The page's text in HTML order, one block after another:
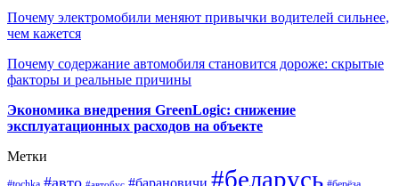
Почему электромобили меняют привычки водителей сильнее,
чем кажется
Почему содержание автомобиля становится дороже: скрытые
факторы и реальные причины
Экономика внедрения GreenLogic: снижение
эксплуатационных расходов на объекте
Метки
#авто #беларусь